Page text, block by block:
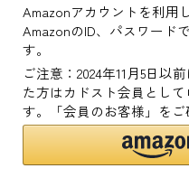
Amazonアカウントを利用
AmazonのID、パスワード
す。
ご注意：2024年11月5日以
た方はカドスト会員とし
す。「会員のお客様」をご